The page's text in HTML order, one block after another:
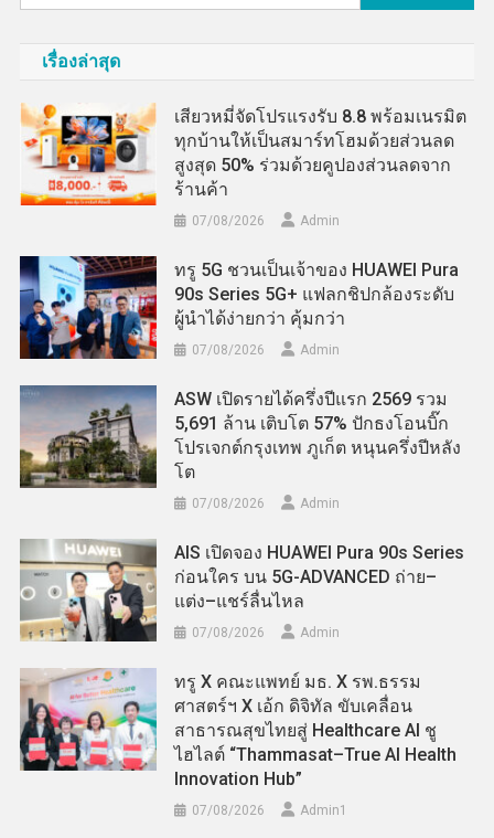
สำหรับ:
เรื่องล่าสุด
เสียวหมี่จัดโปรแรงรับ 8.8 พร้อมเนรมิต
ทุกบ้านให้เป็นสมาร์ทโฮมด้วยส่วนลด
สูงสุด 50% ร่วมด้วยคูปองส่วนลดจาก
ร้านค้า
07/08/2026 Admin
ทรู 5G ชวนเป็นเจ้าของ HUAWEI Pura
90s Series 5G+ แฟลกชิปกล้องระดับ
ผู้นำได้ง่ายกว่า คุ้มกว่า
07/08/2026 Admin
ASW เปิดรายได้ครึ่งปีแรก 2569 รวม
5,691 ล้าน เติบโต 57% ปักธงโอนบิ๊ก
โปรเจกต์กรุงเทพ ภูเก็ต หนุนครึ่งปีหลัง
โต
07/08/2026 Admin
AIS เปิดจอง HUAWEI Pura 90s Series
ก่อนใคร บน 5G-ADVANCED ถ่าย–
แต่ง–แชร์ลื่นไหล
07/08/2026 Admin
ทรู X คณะแพทย์ มธ. X รพ.ธรรม
ศาสตร์ฯ X เอ้ก ดิจิทัล ขับเคลื่อน
สาธารณสุขไทยสู่ Healthcare AI ชู
ไฮไลต์ “Thammasat–True AI Health
Innovation Hub”
07/08/2026 Admin​1